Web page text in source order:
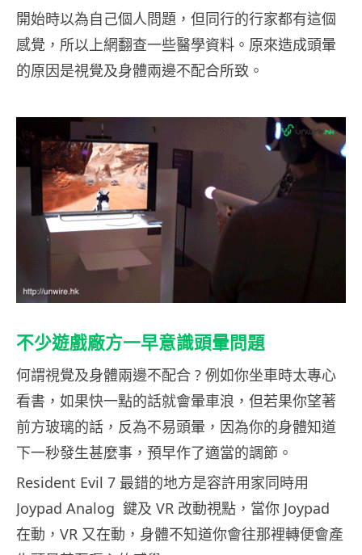
開始時以為自己個人問題，但同行的行家都有這個
感覺，所以上網翻查一些醫學資料。原來造成頭暈
的原因是視覺及身體兩邊不配合所致。
不少遊戲廠方一早意識頭暈問題
何謂視覺及身體兩邊不配合 ? 例如你坐車時太專心
看書，如果快一點的話就會暈車浪，但若果你望著
前方玻璃的話，反為不易頭暈，因為你的身體知道
下一秒發生甚麼事，預早作了適當的調節。
Resident Evil 7 最錯的地方是容許用家同時用
Joypad Analog 鍵及 VR 改動視點，當你 Joypad
在動，VR 又在動，身體不知道你會往那裡轉便會產